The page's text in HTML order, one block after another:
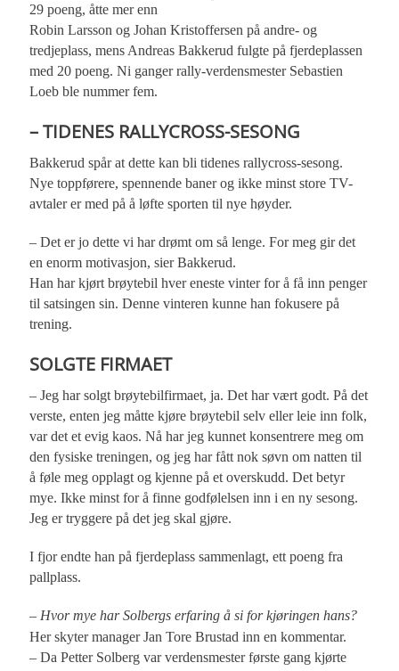
29 poeng, åtte mer enn
Robin Larsson og Johan Kristoffersen på andre- og
tredjeplass, mens Andreas Bakkerud fulgte på fjerdeplassen
med 20 poeng. Ni ganger rally-verdensmester Sebastien
Loeb ble nummer fem.
– TIDENES RALLYCROSS-SESONG
Bakkerud spår at dette kan bli tidenes rallycross-sesong.
Nye toppførere, spennende baner og ikke minst store TV-
avtaler er med på å løfte sporten til nye høyder.
– Det er jo dette vi har drømt om så lenge. For meg gir det
en enorm motivasjon, sier Bakkerud.
Han har kjørt brøytebil hver eneste vinter for å få inn penger
til satsingen sin. Denne vinteren kunne han fokusere på
trening.
SOLGTE FIRMAET
– Jeg har solgt brøytebilfirmaet, ja. Det har vært godt. På det
verste, enten jeg måtte kjøre brøytebil selv eller leie inn folk,
var det et evig kaos. Nå har jeg kunnet konsentrere meg om
den fysiske treningen, og jeg har fått nok søvn om natten til
å føle meg opplagt og kjenne på et overskudd. Det betyr
mye. Ikke minst for å finne godfølelsen inn i en ny sesong.
Jeg er tryggere på det jeg skal gjøre.
I fjor endte han på fjerdeplass sammenlagt, ett poeng fra
pallplass.
– Hvor mye har Solbergs erfaring å si for kjøringen hans?
Her skyter manager Jan Tore Brustad inn en kommentar.
– Da Petter Solberg var verdensmester første gang kjørte